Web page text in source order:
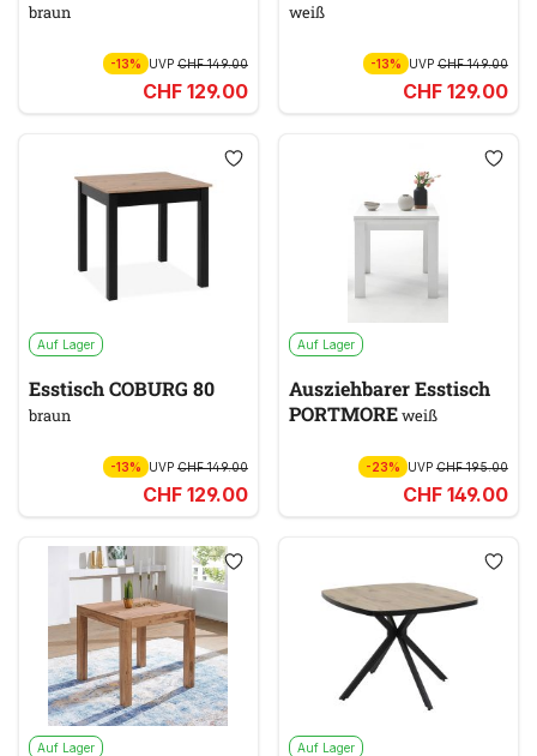
braun
-13% UVP CHF 149.00
CHF 129.00
weiß
-13% UVPCHF 149.00
CHF 129.00
Auf Lager
Esstisch COBURG 80
braun
-13% UVP CHF 149.00
CHF 129.00
Auf Lager
Ausziehbarer Esstisch
PORTMOREweiß
-23% UVPCHF 195.00
CHF 149.00
Auf Lager Auf Lager